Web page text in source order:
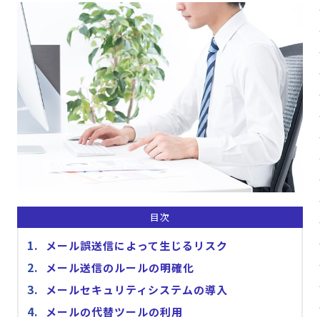
パッケージ版の動作環境
AppSuiteインテグレーター
目次
メール誤送信によって生じるリスク
メール送信のルールの明確化
メールセキュリティシステムの導入
メールの代替ツールの利用